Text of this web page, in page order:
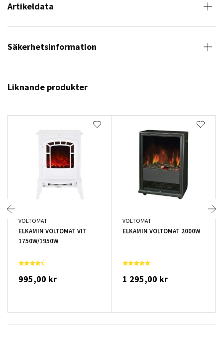
Artikeldata
Säkerhetsinformation
Liknande produkter
VOLTOMAT
ELKAMIN VOLTOMAT VIT
1750W/1950W
995,00 kr
VOLTOMAT
ELKAMIN VOLTOMAT 2000W
1 295,00 kr